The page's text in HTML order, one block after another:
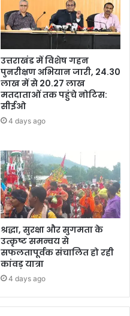
उत्तराखंड में विशेष गहन
पुनरीक्षण अभियान जारी, 24.30
लाख में से 20.27 लाख
मतदाताओं तक पहुंचे नोटिस:
सीईओ
4 days ago
श्रद्धा, सुरक्षा और सुगमता के
उत्कृष्ट समन्वय से
सफलतापूर्वक संचालित हो रही
कांवड़ यात्रा
4 days ago